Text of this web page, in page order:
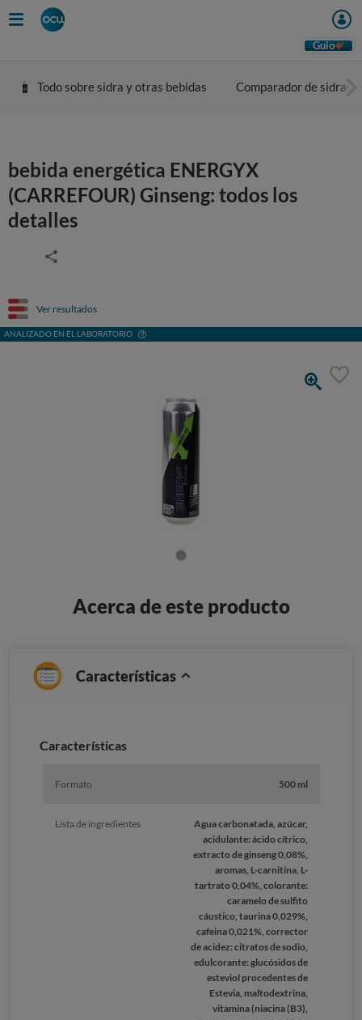
Guio
Todo sobre sidra y otras bebidas Comparador de sidras
bebida energética ENERGYX
(CARREFOUR) Ginseng: todos los
detalles
Ver resultados
ANALIZADO EN EL LABORATORIO
Acerca de este producto
Características
Caracterí­sticas
Formato 500 ml
Lista de ingredientes
Agua carbonatada, azúcar,
acidulante: ácido cítrico,
extracto de ginseng 0,08%,
aromas, L-carnitina, L-
tartrato 0,04%, colorante:
caramelo de sulfito
cáustico, taurina 0,029%,
cafeina 0,021%, corrector
de acidez: citratos de sodio,
edulcorante: glucósidos de
esteviol procedentes de
Estevia, maltodextrina,
vitamina (niacina (B3),